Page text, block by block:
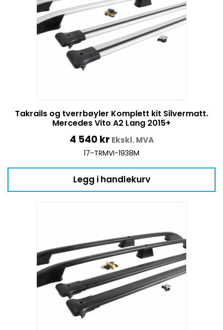
Takrails og tverrbøyler Komplett kit Silvermatt.
Mercedes Vito A2 Lang 2015+
4 540 kr Ekskl. MVA
17-TRMVI-1938M
Legg i handlekurv